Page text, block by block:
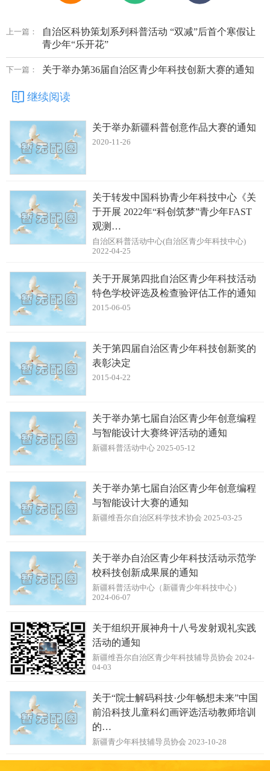
上一篇：
自治区科协策划系列科普活动 “双减”后首个寒假让
青少年“乐开花”
下一篇： 关于举办第36届自治区青少年科技创新大赛的通知
继续阅读
关于举办新疆科普创意作品大赛的通知
2020-11-26
关于转发中国科协青少年科技中心《关
于开展 2022年“科创筑梦”青少年FAST
观测…
自治区科普活动中心(自治区青少年科技中心)
2022-04-25
关于开展第四批自治区青少年科技活动
特色学校评选及检查验评估工作的通知
2015-06-05
关于第四届自治区青少年科技创新奖的
表彰决定
2015-04-22
关于举办第七届自治区青少年创意编程
与智能设计大赛终评活动的通知
新疆科普活动中心 2025-05-12
关于举办第七届自治区青少年创意编程
与智能设计大赛的通知
新疆维吾尔自治区科学技术协会 2025-03-25
关于举办自治区青少年科技活动示范学
校科技创新成果展的通知
新疆科普活动中心（新疆青少年科技中心）
2024-06-07
关于组织开展神舟十八号发射观礼实践
活动的通知
新疆维吾尔自治区青少年科技辅导员协会 2024-
04-03
关于“院士解码科技·少年畅想未来”中国
前沿科技儿童科幻画评选活动教师培训
的…
新疆青少年科技辅导员协会 2023-10-28